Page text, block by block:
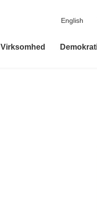
English
Virksomhed